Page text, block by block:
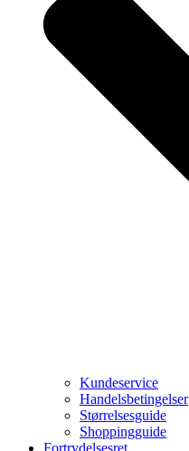
Kundeservice
Handelsbetingelser
Størrelsesguide
Shoppingguide